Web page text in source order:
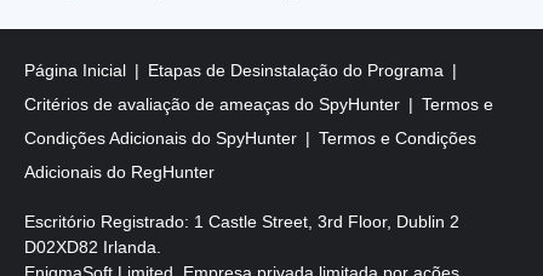
Página Inicial
Etapas de Desinstalação do Programa
Critérios de avaliação de ameaças do SpyHunter
Termos e
Condições Adicionais do SpyHunter
Termos e Condições
Adicionais do RegHunter
Escritório Registrado: 1 Castle Street, 3rd Floor, Dublin 2
D02XD82 Irlanda.